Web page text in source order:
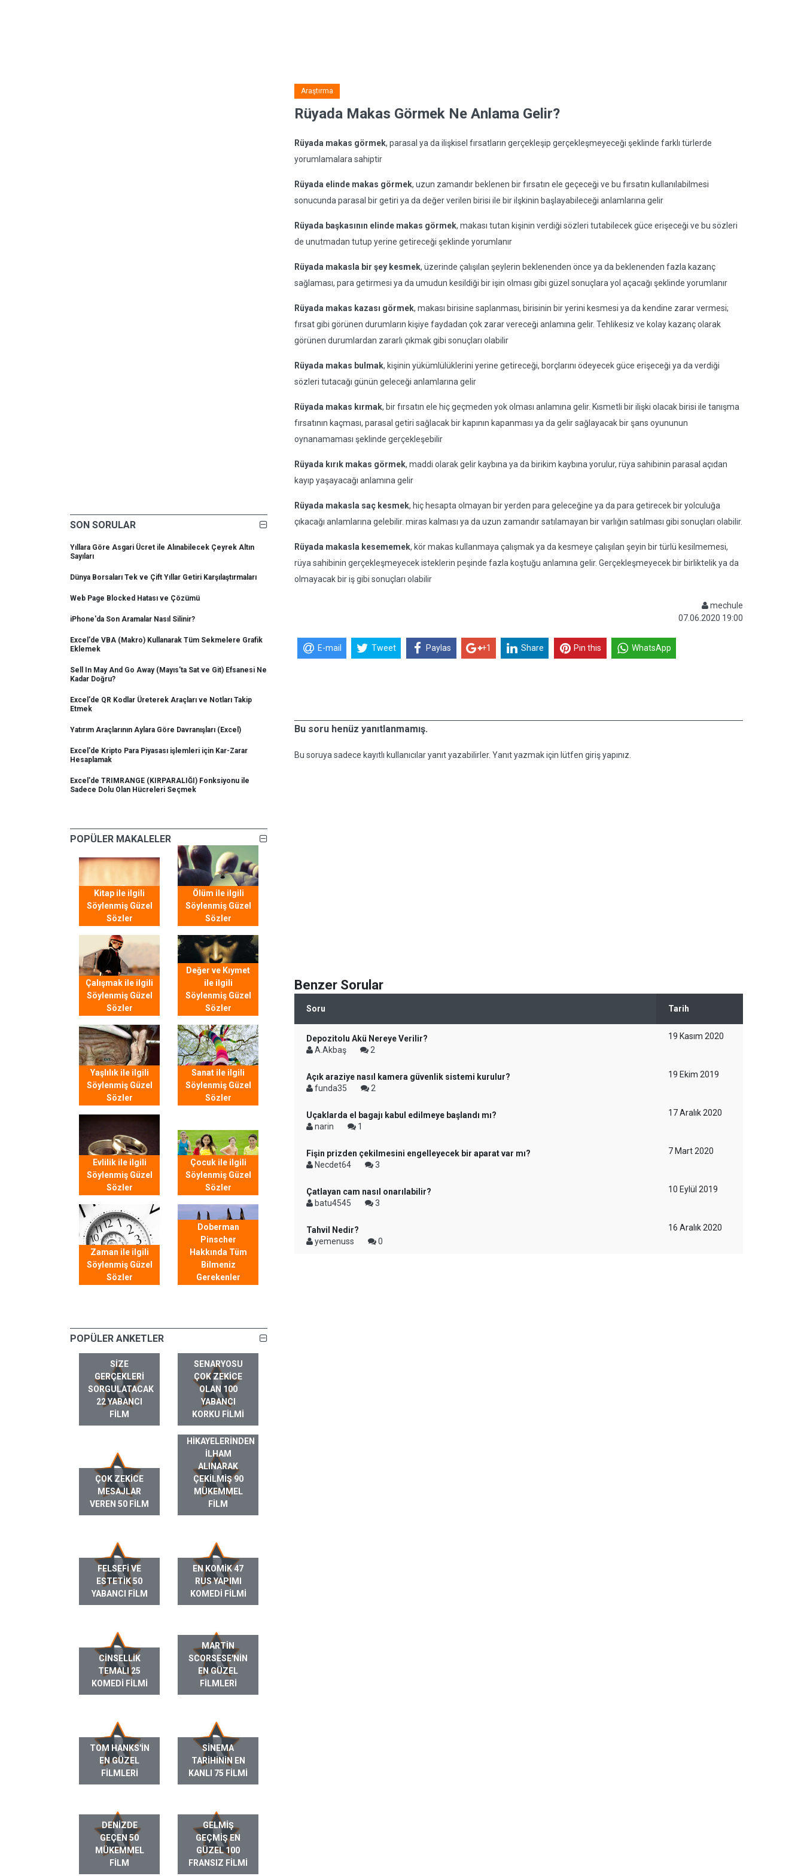
SON SORULAR
Yıllara Göre Asgari Ücret ile Alınabilecek Çeyrek Altın
Sayıları
Dünya Borsaları Tek ve Çift Yıllar Getiri Karşılaştırmaları
Web Page Blocked Hatası ve Çözümü
iPhone'da Son Aramalar Nasıl Silinir?
Excel'de VBA (Makro) Kullanarak Tüm Sekmelere Grafik
Eklemek
Sell In May And Go Away (Mayıs'ta Sat ve Git) Efsanesi Ne
Kadar Doğru?
Excel'de QR Kodlar Üreterek Araçları ve Notları Takip
Etmek
Yatırım Araçlarının Aylara Göre Davranışları (Excel)
Excel'de Kripto Para Piyasası işlemleri için Kar-Zarar
Hesaplamak
Excel'de TRIMRANGE (KIRPARALIĞI) Fonksiyonu ile
Sadece Dolu Olan Hücreleri Seçmek
POPÜLER MAKALELER
Kitap ile ilgili
Söylenmiş Güzel
Sözler
Ölüm ile ilgili
Söylenmiş Güzel
Sözler
Çalışmak ile ilgili
Söylenmiş Güzel
Sözler
Değer ve Kıymet
ile ilgili
Söylenmiş Güzel
Sözler
Yaşlılık ile ilgili
Söylenmiş Güzel
Sözler
Sanat ile ilgili
Söylenmiş Güzel
Sözler
Evlilik ile ilgili
Söylenmiş Güzel
Sözler
Çocuk ile ilgili
Söylenmiş Güzel
Sözler
Zaman ile ilgili
Söylenmiş Güzel
Sözler
Doberman
Pinscher
Hakkında Tüm
Bilmeniz
Gerekenler
POPÜLER ANKETLER
SIZE
GERÇEKLERI
SORGULATACAK
22 YABANCI
FILM
SENARYOSU
ÇOK ZEKICE
OLAN 100
YABANCI
KORKU FILMI
ÇOK ZEKICE
MESAJLAR
VEREN 50 FILM
GERÇEK HAYAT
HIKAYELERINDEN
ILHAM
ALINARAK
ÇEKILMIŞ 90
MÜKEMMEL
FILM
FELSEFI VE
ESTETIK 50
YABANCI FILM
EN KOMIK 47
RUS YAPIMI
KOMEDI FILMI
CINSELLIK
TEMALI 25
KOMEDI FILMI
MARTIN
SCORSESE'NIN
EN GÜZEL
FILMLERI
TOM HANKS'IN
EN GÜZEL
FILMLERI
SINEMA
TARIHININ EN
KANLI 75 FILMI
DENIZDE
GEÇEN 50
MÜKEMMEL
FILM
GELMIŞ
GEÇMIŞ EN
GÜZEL 100
FRANSIZ FILMI
Araştırma
Rüyada Makas Görmek Ne Anlama Gelir?
Rüyada makas görmek, parasal ya da ilişkisel fırsatların gerçekleşip gerçekleşmeyeceği şeklinde farklı türlerde
yorumlamalara sahiptir
Rüyada elinde makas görmek, uzun zamandır beklenen bir fırsatın ele geçeceği ve bu fırsatın kullanılabilmesi
sonucunda parasal bir getiri ya da değer verilen birisi ile bir ilşkinin başlayabileceği anlamlarına gelir
Rüyada başkasının elinde makas görmek, makası tutan kişinin verdiği sözleri tutabilecek güce erişeceği ve bu sözleri
de unutmadan tutup yerine getireceği şeklinde yorumlanır
Rüyada makasla bir şey kesmek, üzerinde çalışılan şeylerin beklenenden önce ya da beklenenden fazla kazanç
sağlaması, para getirmesi ya da umudun kesildiği bir işin olması gibi güzel sonuçlara yol açacağı şeklinde yorumlanır
Rüyada makas kazası görmek, makası birisine saplanması, birisinin bir yerini kesmesi ya da kendine zarar vermesi;
fırsat gibi görünen durumların kişiye faydadan çok zarar vereceği anlamına gelir. Tehlikesiz ve kolay kazanç olarak
görünen durumlardan zararlı çıkmak gibi sonuçları olabilir
Rüyada makas bulmak, kişinin yükümlülüklerini yerine getireceği, borçlarını ödeyecek güce erişeceği ya da verdiği
sözleri tutacağı günün geleceği anlamlarına gelir
Rüyada makas kırmak, bir fırsatın ele hiç geçmeden yok olması anlamına gelir. Kısmetli bir ilişki olacak birisi ile tanışma
fırsatının kaçması, parasal getiri sağlacak bir kapının kapanması ya da gelir sağlayacak bir şans oyununun
oynanamaması şeklinde gerçekleşebilir
Rüyada kırık makas görmek, maddi olarak gelir kaybına ya da birikim kaybına yorulur, rüya sahibinin parasal açıdan
kayıp yaşayacağı anlamına gelir
Rüyada makasla saç kesmek, hiç hesapta olmayan bir yerden para geleceğine ya da para getirecek bir yolculuğa
çıkacağı anlamlarına gelebilir. miras kalması ya da uzun zamandır satılamayan bir varlığın satılması gibi sonuçları olabilir.
Rüyada makasla kesememek, kör makas kullanmaya çalışmak ya da kesmeye çalışılan şeyin bir türlü kesilmemesi,
rüya sahibinin gerçekleşmeyecek isteklerin peşinde fazla koştuğu anlamına gelir. Gerçekleşmeyecek bir birliktelik ya da
olmayacak bir iş gibi sonuçları olabilir
mechule
07.06.2020 19:00
E-mail Tweet Paylas +1 Share Pin this WhatsApp
Bu soru henüz yanıtlanmamış.
Bu soruya sadece kayıtlı kullanıcılar yanıt yazabilirler. Yanıt yazmak için lütfen giriş yapınız.
Benzer Sorular
Soru Tarih
Depozitolu Akü Nereye Verilir?
A.Akbaş
2
19 Kasım 2020
Açık araziye nasıl kamera güvenlik sistemi kurulur?
funda35
2
19 Ekim 2019
Uçaklarda el bagajı kabul edilmeye başlandı mı?
narin
1
17 Aralık 2020
Fişin prizden çekilmesini engelleyecek bir aparat var mı?
Necdet64
3
7 Mart 2020
Çatlayan cam nasıl onarılabilir?
batu4545
3
10 Eylül 2019
Tahvil Nedir?
yemenuss
0
16 Aralık 2020